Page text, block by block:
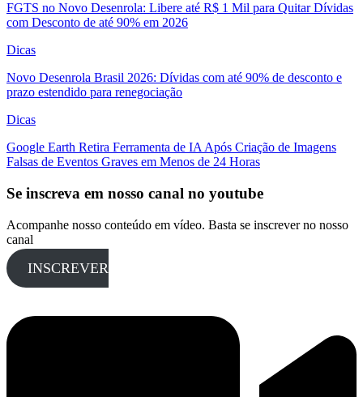
FGTS no Novo Desenrola: Libere até R$ 1 Mil para Quitar Dívidas
com Desconto de até 90% em 2026
Dicas
Novo Desenrola Brasil 2026: Dívidas com até 90% de desconto e
prazo estendido para renegociação
Dicas
Google Earth Retira Ferramenta de IA Após Criação de Imagens
Falsas de Eventos Graves em Menos de 24 Horas
Se inscreva em nosso canal no youtube
Acompanhe nosso conteúdo em vídeo. Basta se inscrever no nosso
canal
INSCREVER